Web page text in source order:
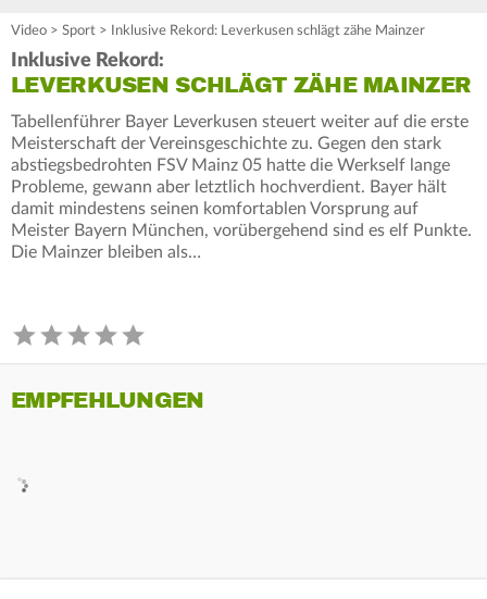
Video > Sport > Inklusive Rekord: Leverkusen schlägt zähe Mainzer
Inklusive Rekord:
LEVERKUSEN SCHLÄGT ZÄHE MAINZER
Tabellenführer Bayer Leverkusen steuert weiter auf die erste
Meisterschaft der Vereinsgeschichte zu. Gegen den stark
abstiegsbedrohten FSV Mainz 05 hatte die Werkself lange
Probleme, gewann aber letztlich hochverdient. Bayer hält
damit mindestens seinen komfortablen Vorsprung auf
Meister Bayern München, vorübergehend sind es elf Punkte.
Die Mainzer bleiben als…
EMPFEHLUNGEN